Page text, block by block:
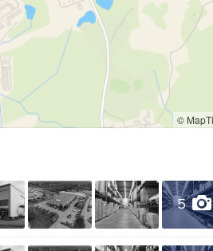
dārza šļūtenes
dekoratīvie dīķi
©
5